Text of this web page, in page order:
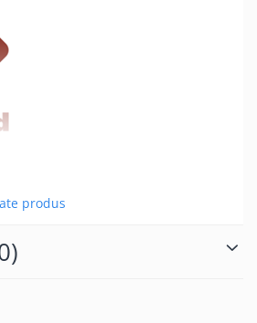
utilizare, min. 2 x 12 litri
produs